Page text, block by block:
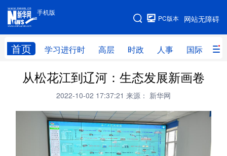
手机版
网站无障碍
PC版本
首页 学习进行时 高层 时政 人事 国际 财
手机版
网站地图
学习进行时 高层 时政 人事
财经 网评
思客智库 全球连线 教育
科创 量子
从松花江到辽河：生态发展新画卷
2022-10-02 17:37:21 来源： 新华网